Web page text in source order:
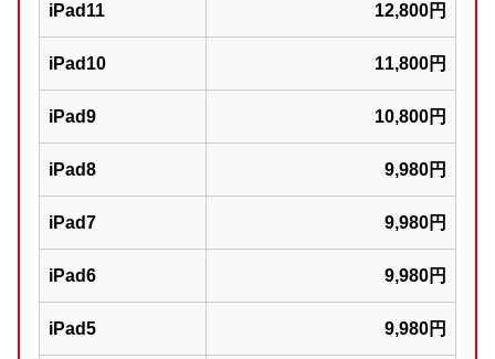
iPad11 12,800円
iPad10 11,800円
iPad9 10,800円
iPad8 9,980円
iPad7 9,980円
iPad6 9,980円
iPad5 9,980円